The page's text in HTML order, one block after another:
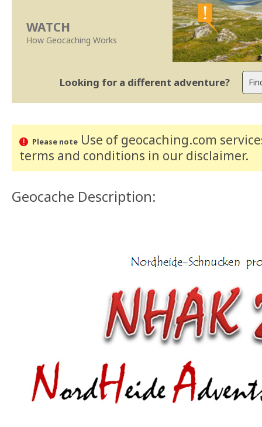
WATCH
How Geocaching Works
Looking for a different adventure?
Please noteUse of geocaching.com
terms and conditions in our disclaimer.
Geocache Description: